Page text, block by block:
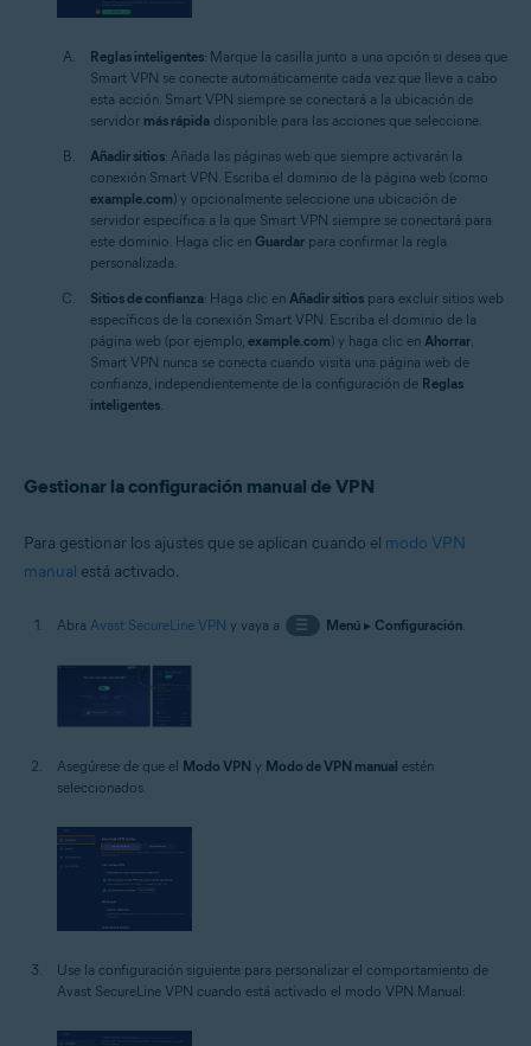
Reglas inteligentes: Marque la casilla junto a una opción si desea que
Smart VPN se conecte automáticamente cada vez que lleve a cabo
esta acción. Smart VPN siempre se conectará a la ubicación de
servidor más rápida disponible para las acciones que seleccione.
Añadir sitios: Añada las páginas web que siempre activarán la
conexión Smart VPN. Escriba el dominio de la página web (como
example.com) y opcionalmente seleccione una ubicación de
servidor específica a la que Smart VPN siempre se conectará para
este dominio. Haga clic en Guardar para confirmar la regla
personalizada.
Sitios de confianza: Haga clic en Añadir sitios para excluir sitios web
específicos de la conexión Smart VPN. Escriba el dominio de la
página web (por ejemplo, example.com) y haga clic en Ahorrar
Smart VPN nunca se conecta cuando visita una página web de
confianza, independientemente de la configuración de Reglas
inteligentes
Gestionar la configuración manual de VPN
Para gestionar los ajustes que se aplican cuando el modo VPN
manual está activado.
Abra Avast SecureLine VPN y vaya a ☰ Menú▸ Configuración.
Asegúrese de que el Modo VPN y Modo de VPN manual estén
seleccionados.
Use la configuración siguiente para personalizar el comportamiento de
Avast SecureLine VPN cuando está activado el modo VPN Manual: